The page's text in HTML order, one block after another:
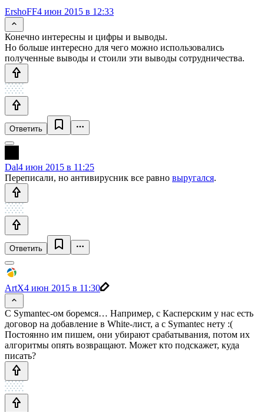
ErshoFF4 июн 2015 в 12:33
Конечно интересны и цифры и выводы.
Но больше интересно для чего можно использовались
полученные выводы и стоили эти выводы сотрудничества.
Ответить
Dal4 июн 2015 в 11:25
Переписали, но антивирусник все равно выругался.
Ответить
ArtX4 июн 2015 в 11:30
С Symantec-ом боремся… Например, с Касперским у нас есть
договор на добавление в White-лист, а с Symantec нету :(
Постоянно им пишем, они убирают срабатывания, потом их
алгоритмы опять возвращают. Может кто подскажет, куда
писать?